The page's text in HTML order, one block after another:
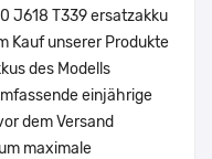
J618 T339 ersatzakku
Kauf unserer Produkte
des Modells
einjährige
dem Versand
maximale